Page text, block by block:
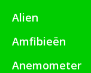
Alien
Amfibieën
Anemometer